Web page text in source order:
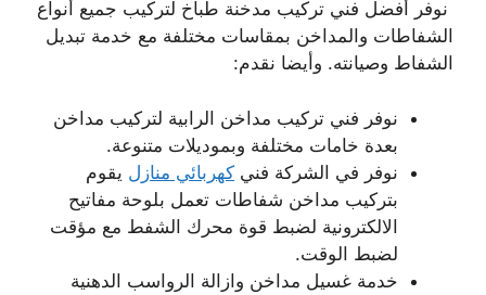
نوفر أفضل فني تركيب مدخنة طباخ لتركيب جميع أنواع
الشفاطات والمداخن بمقاسات مختلفة مع خدمة تبديل
الشفاط وصيانته. وأيضا نقدم:
نوفر فني تركيب مداخن الرابية لتركيب مداخن
بعدة خامات مختلفة وبموديلات متنوعة.
نوفر في الشركة فني كهربائي منازل يقوم
بتركيب مداخن شفاطات تعمل بلوحة مفاتيح
الالكترونية لضبط قوة محرك الشفط مع مؤقت
لضبط الوقت.
خدمة غسيل مداخن وازالة الرواسب الدهنية